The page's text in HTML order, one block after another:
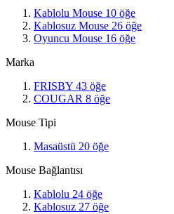
Kablolu Mouse 10 öğe
Kablosuz Mouse 26 öğe
Oyuncu Mouse 16 öğe
Marka
FRISBY 43 öğe
COUGAR 8 öğe
Mouse Tipi
Masaüstü 20 öğe
Mouse Bağlantısı
Kablolu 24 öğe
Kablosuz 27 öğe